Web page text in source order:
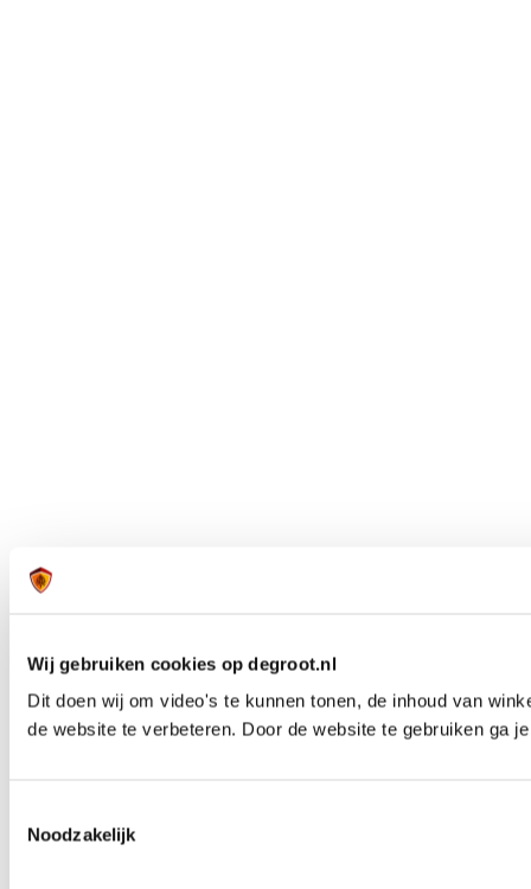
Wij gebruiken cookies op degroot.nl
Dit doen wij om video's te kunnen tonen, de inhoud van
de website te verbeteren. Door de website te gebruiken ga
Noodzakelijk